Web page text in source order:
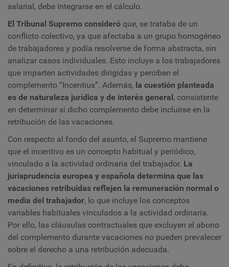
salarial, debe integrarse en el cálculo.
El Tribunal Supremo consideró que, se trataba de un
conflicto colectivo, ya que afectaba a un grupo homogéneo
de trabajadores y podía resolverse de forma abstracta, sin
analizar casos individuales. Esto incluye a los trabajadores
que imparten actividades dirigidas y perciben el
complemento “Incentius”. Además, la cuestión planteada
es de naturaleza jurídica y de interés general, consistente
en determinar si dicho complemento debe incluirse en la
retribución de las vacaciones.
Con respecto al fondo del asunto, el Supremo mantiene
que el incentivo es un concepto habitual y periódico,
vinculado a la actividad ordinaria del trabajador. La
jurisprudencia europea y española determina que las
vacaciones retribuidas reflejen la remuneración normal o
media del trabajador, lo que incluye los conceptos
variables habituales vinculados a la actividad ordinaria.
Por ello, las cláusulas contractuales que excluyen el abono
del complemento durante vacaciones no pueden prevalecer
sobre el derecho a una retribución adecuada.